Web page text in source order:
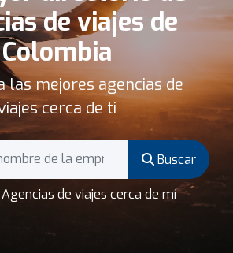
de viajes de
Colombia
las mejores agencias de
cerca de ti
Buscar
de viajes cerca de mí